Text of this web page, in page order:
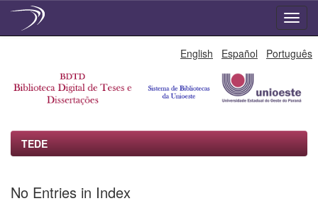
English Español Português
TEDE
No Entries in Index